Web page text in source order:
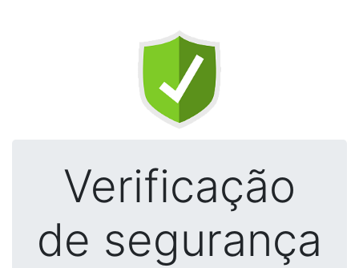
Verificação
de segurança